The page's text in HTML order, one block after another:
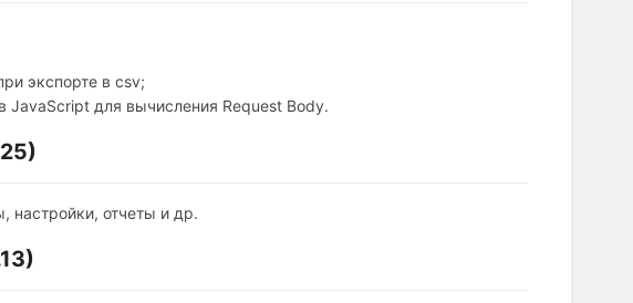
экспорте в csv;
JavaScript для вычисления Request Body.
настройки, отчеты и др.